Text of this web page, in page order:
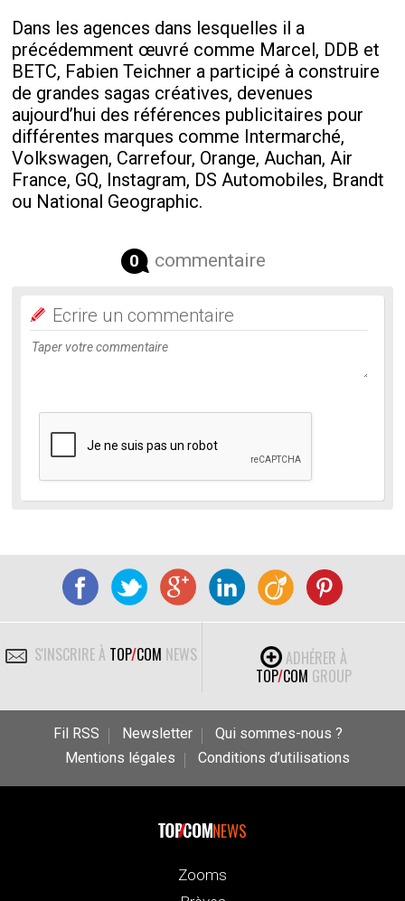
Dans les agences dans lesquelles il a
précédemment œuvré comme Marcel, DDB et
BETC, Fabien Teichner a participé à construire
de grandes sagas créatives, devenues
aujourd’hui des références publicitaires pour
différentes marques comme Intermarché,
Volkswagen, Carrefour, Orange, Auchan, Air
France, GQ, Instagram, DS Automobiles, Brandt
ou National Geographic.
0 commentaire
Ecrire un commentaire
S'INSCRIRE À TOP/COM NEWS
ADHÉRER À
TOP/COM GROUP
Fil RSS Newsletter
Qui sommes-nous ?
Mentions légales
Conditions d’utilisations
NEWS
Zooms